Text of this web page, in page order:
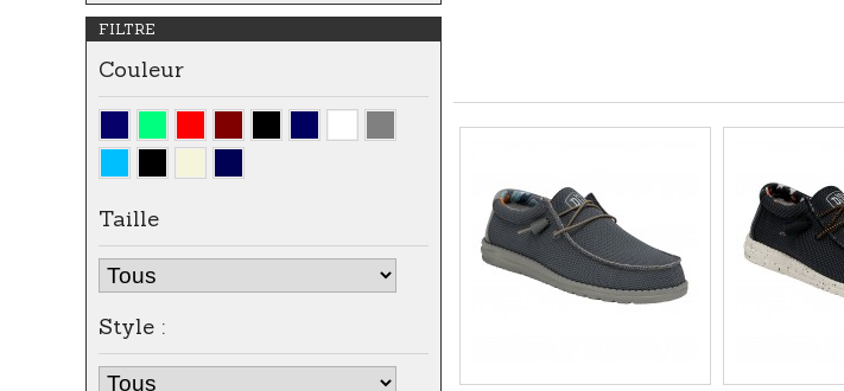
Apportez une touche naturelle
et...
FILTRE
Couleur
Taille
Style :